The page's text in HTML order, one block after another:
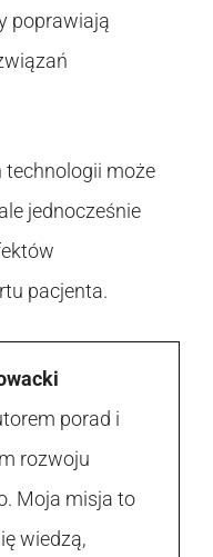
poprawiają
technologii może
jednocześnie
pacjenta.
porad i
rozwoju
Moja misja to
wiedzą,